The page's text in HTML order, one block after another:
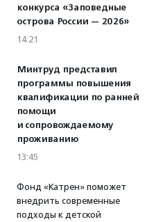
конкурса «Заповедные
острова России — 2026»
14:21
Минтруд представил
программы повышения
квалификации по ранней
помощи
и сопровождаемому
проживанию
13:45
Фонд «Катрен» поможет
внедрить современные
подходы к детской